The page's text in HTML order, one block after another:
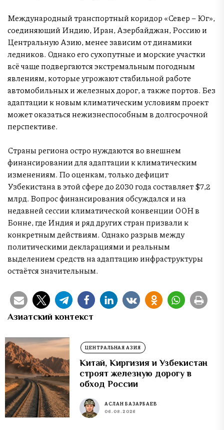
Международный транспортный коридор «Север – Юг»,
соединяющий Индию, Иран, Азербайджан, Россию и
Центральную Азию, менее зависим от динамики
ледников. Однако его сухопутные и морские участки
всё чаще подвергаются экстремальным погодным
явлениям, которые угрожают стабильной работе
автомобильных и железных дорог, а также портов. Без
адаптации к новым климатическим условиям проект
может оказаться нежизнеспособным в долгосрочной
перспективе.
Страны региона остро нуждаются во внешнем
финансировании для адаптации к климатическим
изменениям. По оценкам, только дефицит
Узбекистана в этой сфере до 2030 года составляет $7,2
млрд. Вопрос финансирования обсуждался и на
недавней сессии климатической конвенции ООН в
Бонне, где Индия и ряд других стран призвали к
конкретным действиям. Однако разрыв между
политическими декларациями и реальным
выделением средств на адаптацию инфраструктуры
остаётся значительным.
Азиатский контекст
ЦЕНТРАЛЬНАЯ АЗИЯ
Китай, Киргизия и Узбекистан
строят железную дорогу в
обход России
АСЛАН БАЗАРБАЕВ
06.08.2026